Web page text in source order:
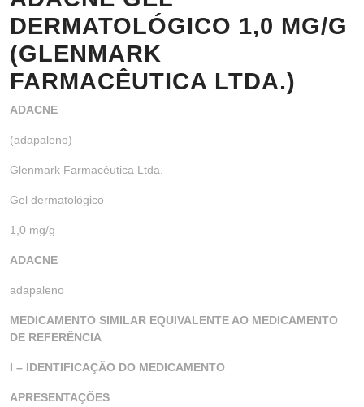
DERMATOLÓGICO 1,0 MG/G
(GLENMARK
FARMACÊUTICA LTDA.)
ADACNE
(adapaleno)
Glenmark Farmacêutica Ltda.
Gel dermatológico
1,0 mg/g
ADACNE
adapaleno
MEDICAMENTO SIMILAR EQUIVALENTE AO MEDICAMENTO
DE REFERÊNCIA
I – IDENTIFICAÇÃO DO MEDICAMENTO
APRESENTAÇÕES